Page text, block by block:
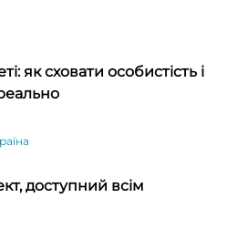
як сховати особистість і
доступний всім